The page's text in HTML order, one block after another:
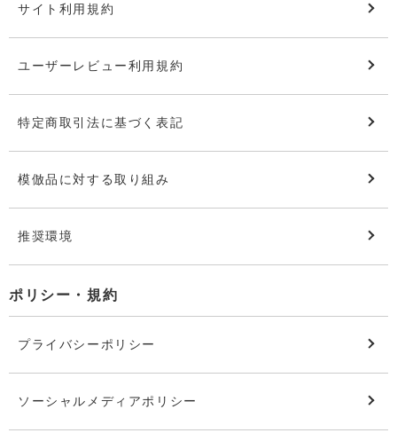
サイト利用規約
ユーザーレビュー利用規約
特定商取引法に基づく表記
模倣品に対する取り組み
推奨環境
ポリシー・規約
プライバシーポリシー
ソーシャルメディアポリシー